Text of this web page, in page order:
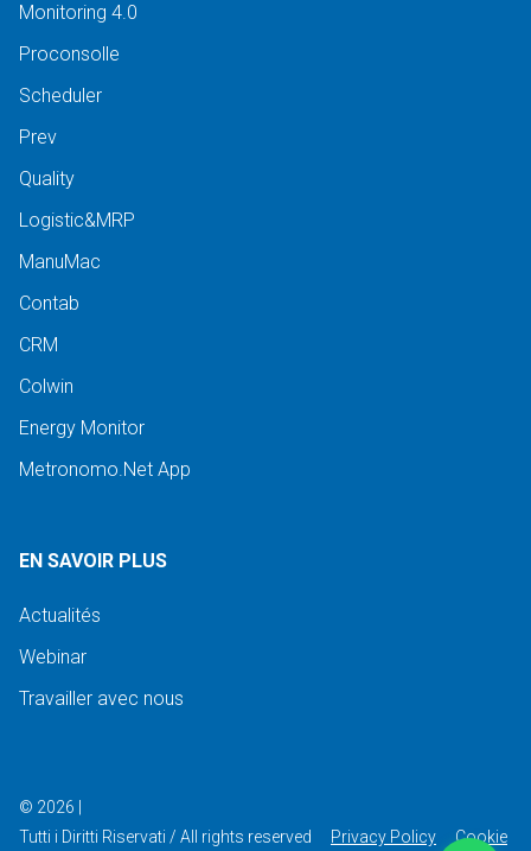
Monitoring 4.0
Proconsolle
Scheduler
Prev
Quality
Logistic&MRP
ManuMac
Contab
CRM
Colwin
Energy Monitor
Metronomo.Net App
EN SAVOIR PLUS
Actualités
Webinar
Travailler avec nous
© 2026
Tutti i Diritti Riservati / All rights reserved
Privacy Policy
Cookie